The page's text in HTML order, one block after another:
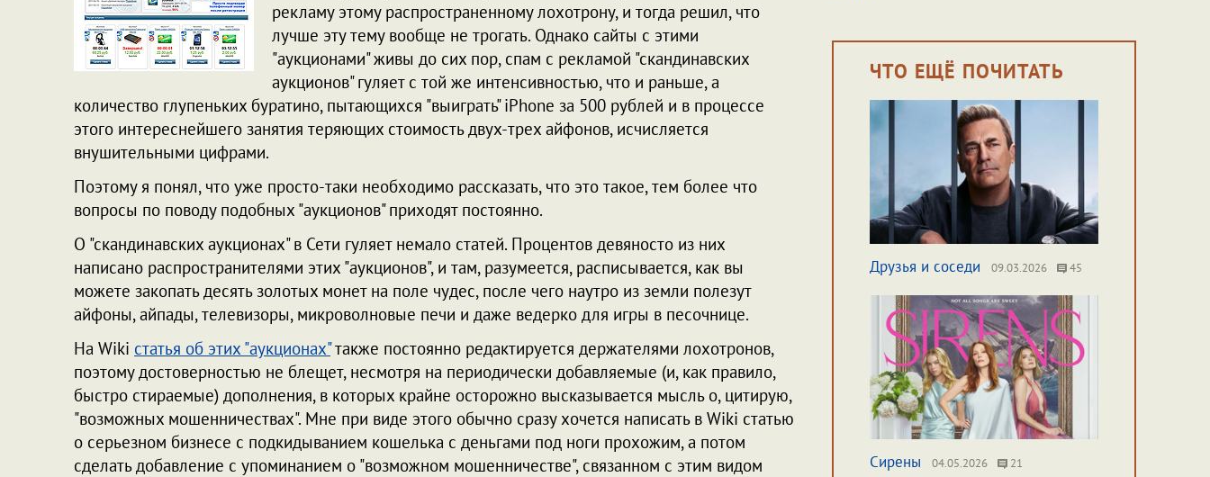
рекламу этому распространенному лохотрону, и тогда решил, что
лучше эту тему вообще не трогать. Однако сайты с этими
"аукционами" живы до сих пор, спам с рекламой "скандинавских
аукционов" гуляет с той же интенсивностью, что и раньше, а
количество глупеньких буратино, пытающихся "выиграть" iPhone за 500 рублей и в процессе
этого интереснейшего занятия теряющих стоимость двух-трех айфонов, исчисляется
внушительными цифрами.
Поэтому я понял, что уже просто-таки необходимо рассказать, что это такое, тем более что
вопросы по поводу подобных "аукционов" приходят постоянно.
О "скандинавских аукционах" в Сети гуляет немало статей. Процентов девяносто из них
написано распространителями этих "аукционов", и там, разумеется, расписывается, как вы
можете закопать десять золотых монет на поле чудес, после чего наутро из земли полезут
айфоны, айпады, телевизоры, микроволновые печи и даже ведерко для игры в песочнице.
На Wiki статья об этих "аукционах"также постоянно редактируется держателями лохотронов,
поэтому достоверностью не блещет, несмотря на периодически добавляемые (и, как правило,
быстро стираемые) дополнения, в которых крайне осторожно высказывается мысль о, цитирую,
"возможных мошенничествах". Мне при виде этого обычно сразу хочется написать в Wiki статью
о серьезном бизнесе с подкидыванием кошелька с деньгами под ноги прохожим, а потом
сделать добавление с упоминанием о "возможном мошенничестве", связанном с этим видом
ЧТО ЕЩЁ ПОЧИТАТЬ
Друзья и соседи 09.03.2026 45
Сирены 04.05.2026 21